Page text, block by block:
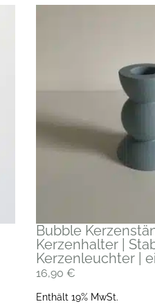
Bubble
Kerzenhalter |
Kerzenleuchter |
16,90 €
Enthält 19% MwSt.